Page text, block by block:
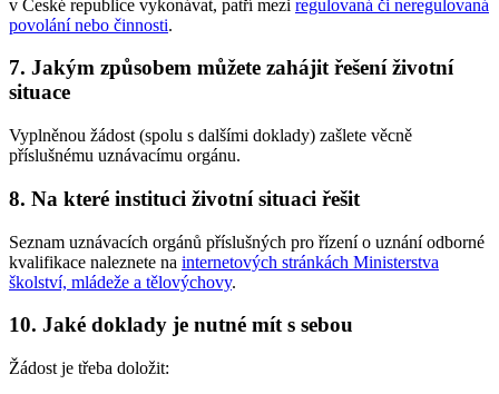
v České republice vykonávat, patří mezi regulovaná či neregulovaná
povolání nebo činnosti.
7. Jakým způsobem můžete zahájit řešení životní
situace
Vyplněnou žádost (spolu s dalšími doklady) zašlete věcně
příslušnému uznávacímu orgánu.
8. Na které instituci životní situaci řešit
Seznam uznávacích orgánů příslušných pro řízení o uznání odborné
kvalifikace naleznete na internetových stránkách Ministerstva
školství, mládeže a tělovýchovy.
10. Jaké doklady je nutné mít s sebou
Žádost je třeba doložit: